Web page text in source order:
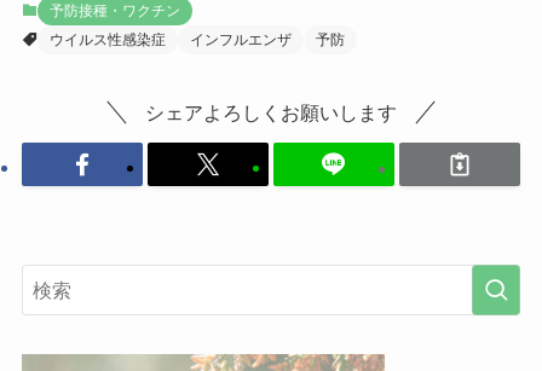
予防接種・ワクチン
ウイルス性感染症
インフルエンザ 予防
シェアよろしくお願いします